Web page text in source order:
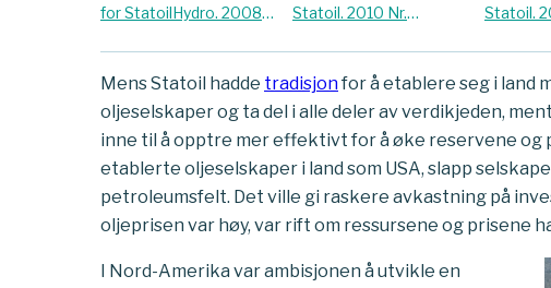
for StatoilHydro. 2008
Statoil. 2010 Nr.
Statoil.
Mens Statoil hadde tradisjonfor å etablere seg i land
oljeselskaper og ta del i alle deler av verdikjeden,
inne til å opptre mer effektivt for å øke reservene og
etablerte oljeselskaper i land som USA, slapp
petroleumsfelt. Det ville gi raskere avkastning på
oljeprisen var høy, var rift om ressursene og prisene
I Nord-Amerika var ambisjonen å utvikle en